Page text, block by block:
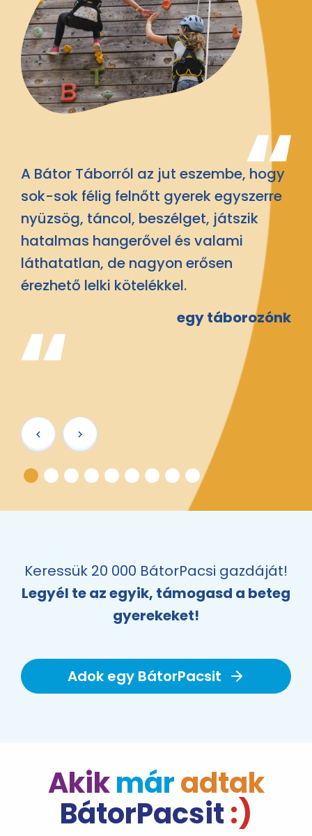
A Bátor Táborról az jut eszembe, hogy
sok-sok félig felnőtt gyerek egyszerre
nyüzsög, táncol, beszélget, játszik
hatalmas hangerővel és valami
láthatatlan, de nagyon erősen
érezhető lelki kötelékkel.
egy táborozónk
Keressük 20 000 BátorPacsi gazdáját!
Legyél te az egyik, támogasd a beteg
gyerekeket!
Adok egy BátorPacsit
Akikmáradtak
BátorPacsit:)